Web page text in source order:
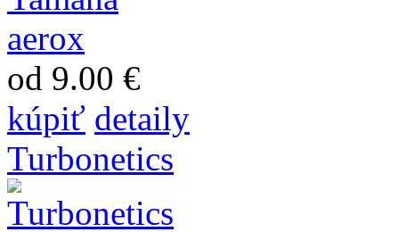
od 9.00 €
kúpiť detaily
Turbonetics